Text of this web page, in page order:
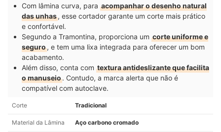
Com lâmina curva, para acompanhar o desenho natural
das unhas, esse cortador garante um corte mais prático
e confortável.
Segundo a Tramontina, proporciona um corte uniforme e
seguro, e tem uma lixa integrada para oferecer um bom
acabamento.
Além disso, conta com textura antideslizante que facilita
o manuseio. Contudo, a marca alerta que não é
compatível com autoclave.
Corte Tradicional
Material da Lâmina Aço carbono cromado